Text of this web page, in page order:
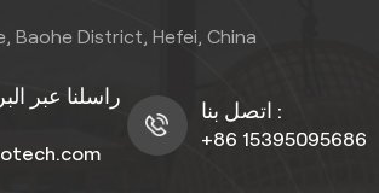
Baohe District, Hefei, China
راسلنا عبر
اتصل بنا :
+86 15395095686